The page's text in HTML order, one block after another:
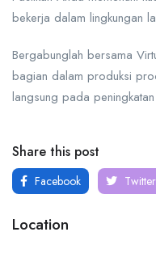
bekerja dalam lingkungan
Bergabunglah bersama
bagian dalam produksi
langsung pada
Share this post
Facebook Twitter
Location